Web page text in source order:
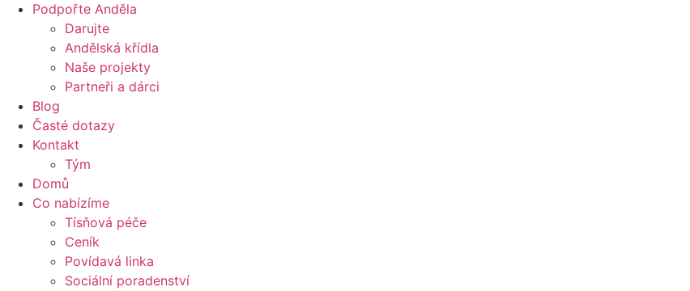
Podpořte Anděla
Darujte
Andělská křídla
Naše projekty
Partneři a dárci
Blog
Časté dotazy
Kontakt
Tým
Domů
Co nabízíme
Tísňová péče
Ceník
Povídavá linka
Sociální poradenství